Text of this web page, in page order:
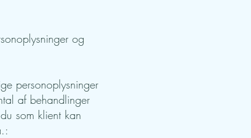
og
personoplysninger
af behandlinger
som klient kan